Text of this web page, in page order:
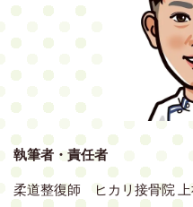
執筆者・責任者
柔道整復師 ヒカリ接骨院